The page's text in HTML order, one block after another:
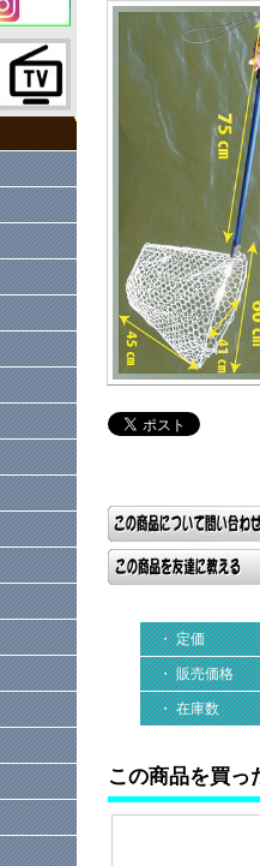
・ 定価
・ 販売価格
・ 在庫数
この商品を買っ